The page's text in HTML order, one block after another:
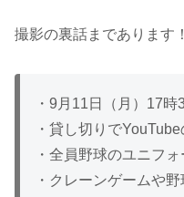
撮影の裏話まであります！
・9月11日（月）17
・貸し切りで
・全員野球のユニフォ
・クレーンゲームや